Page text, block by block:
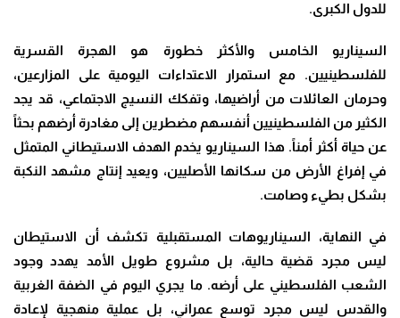
للدول الكبرى.
السيناريو الخامس والأكثر خطورة هو الهجرة القسرية
للفلسطينيين. مع استمرار الاعتداءات اليومية على المزارعين،
وحرمان العائلات من أراضيها، وتفكك النسيج الاجتماعي، قد يجد
الكثير من الفلسطينيين أنفسهم مضطرين إلى مغادرة أرضهم بحثاً
عن حياة أكثر أمناً. هذا السيناريو يخدم الهدف الاستيطاني المتمثل
في إفراغ الأرض من سكانها الأصليين، ويعيد إنتاج مشهد النكبة
بشكل بطيء وصامت.
في النهاية، السيناريوهات المستقبلية تكشف أن الاستيطان
ليس مجرد قضية حالية، بل مشروع طويل الأمد يهدد وجود
الشعب الفلسطيني على أرضه. ما يجري اليوم في الضفة الغربية
والقدس ليس مجرد توسع عمراني، بل عملية منهجية لإعادة